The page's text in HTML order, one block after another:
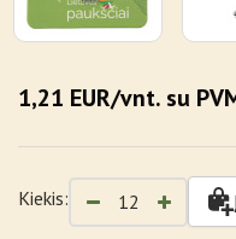
1,21 EUR/vnt. su
Kiekis: